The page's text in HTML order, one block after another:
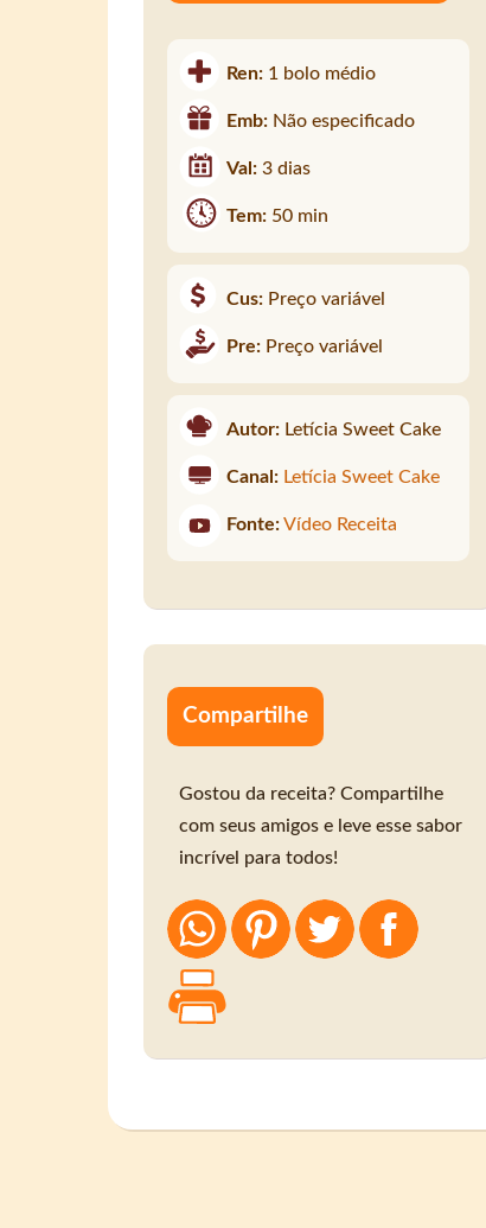
Ren: 1 bolo médio
Emb: Não especificado
Val:3 dias
Tem: 50 min
Cus: Preço variável
Pre: Preço variável
Autor: Letícia Sweet Cake
Canal: Letícia Sweet Cake
Fonte: Vídeo Receita
Compartilhe
Gostou da receita? Compartilhe
com seus amigos e leve esse sabor
incrível para todos!